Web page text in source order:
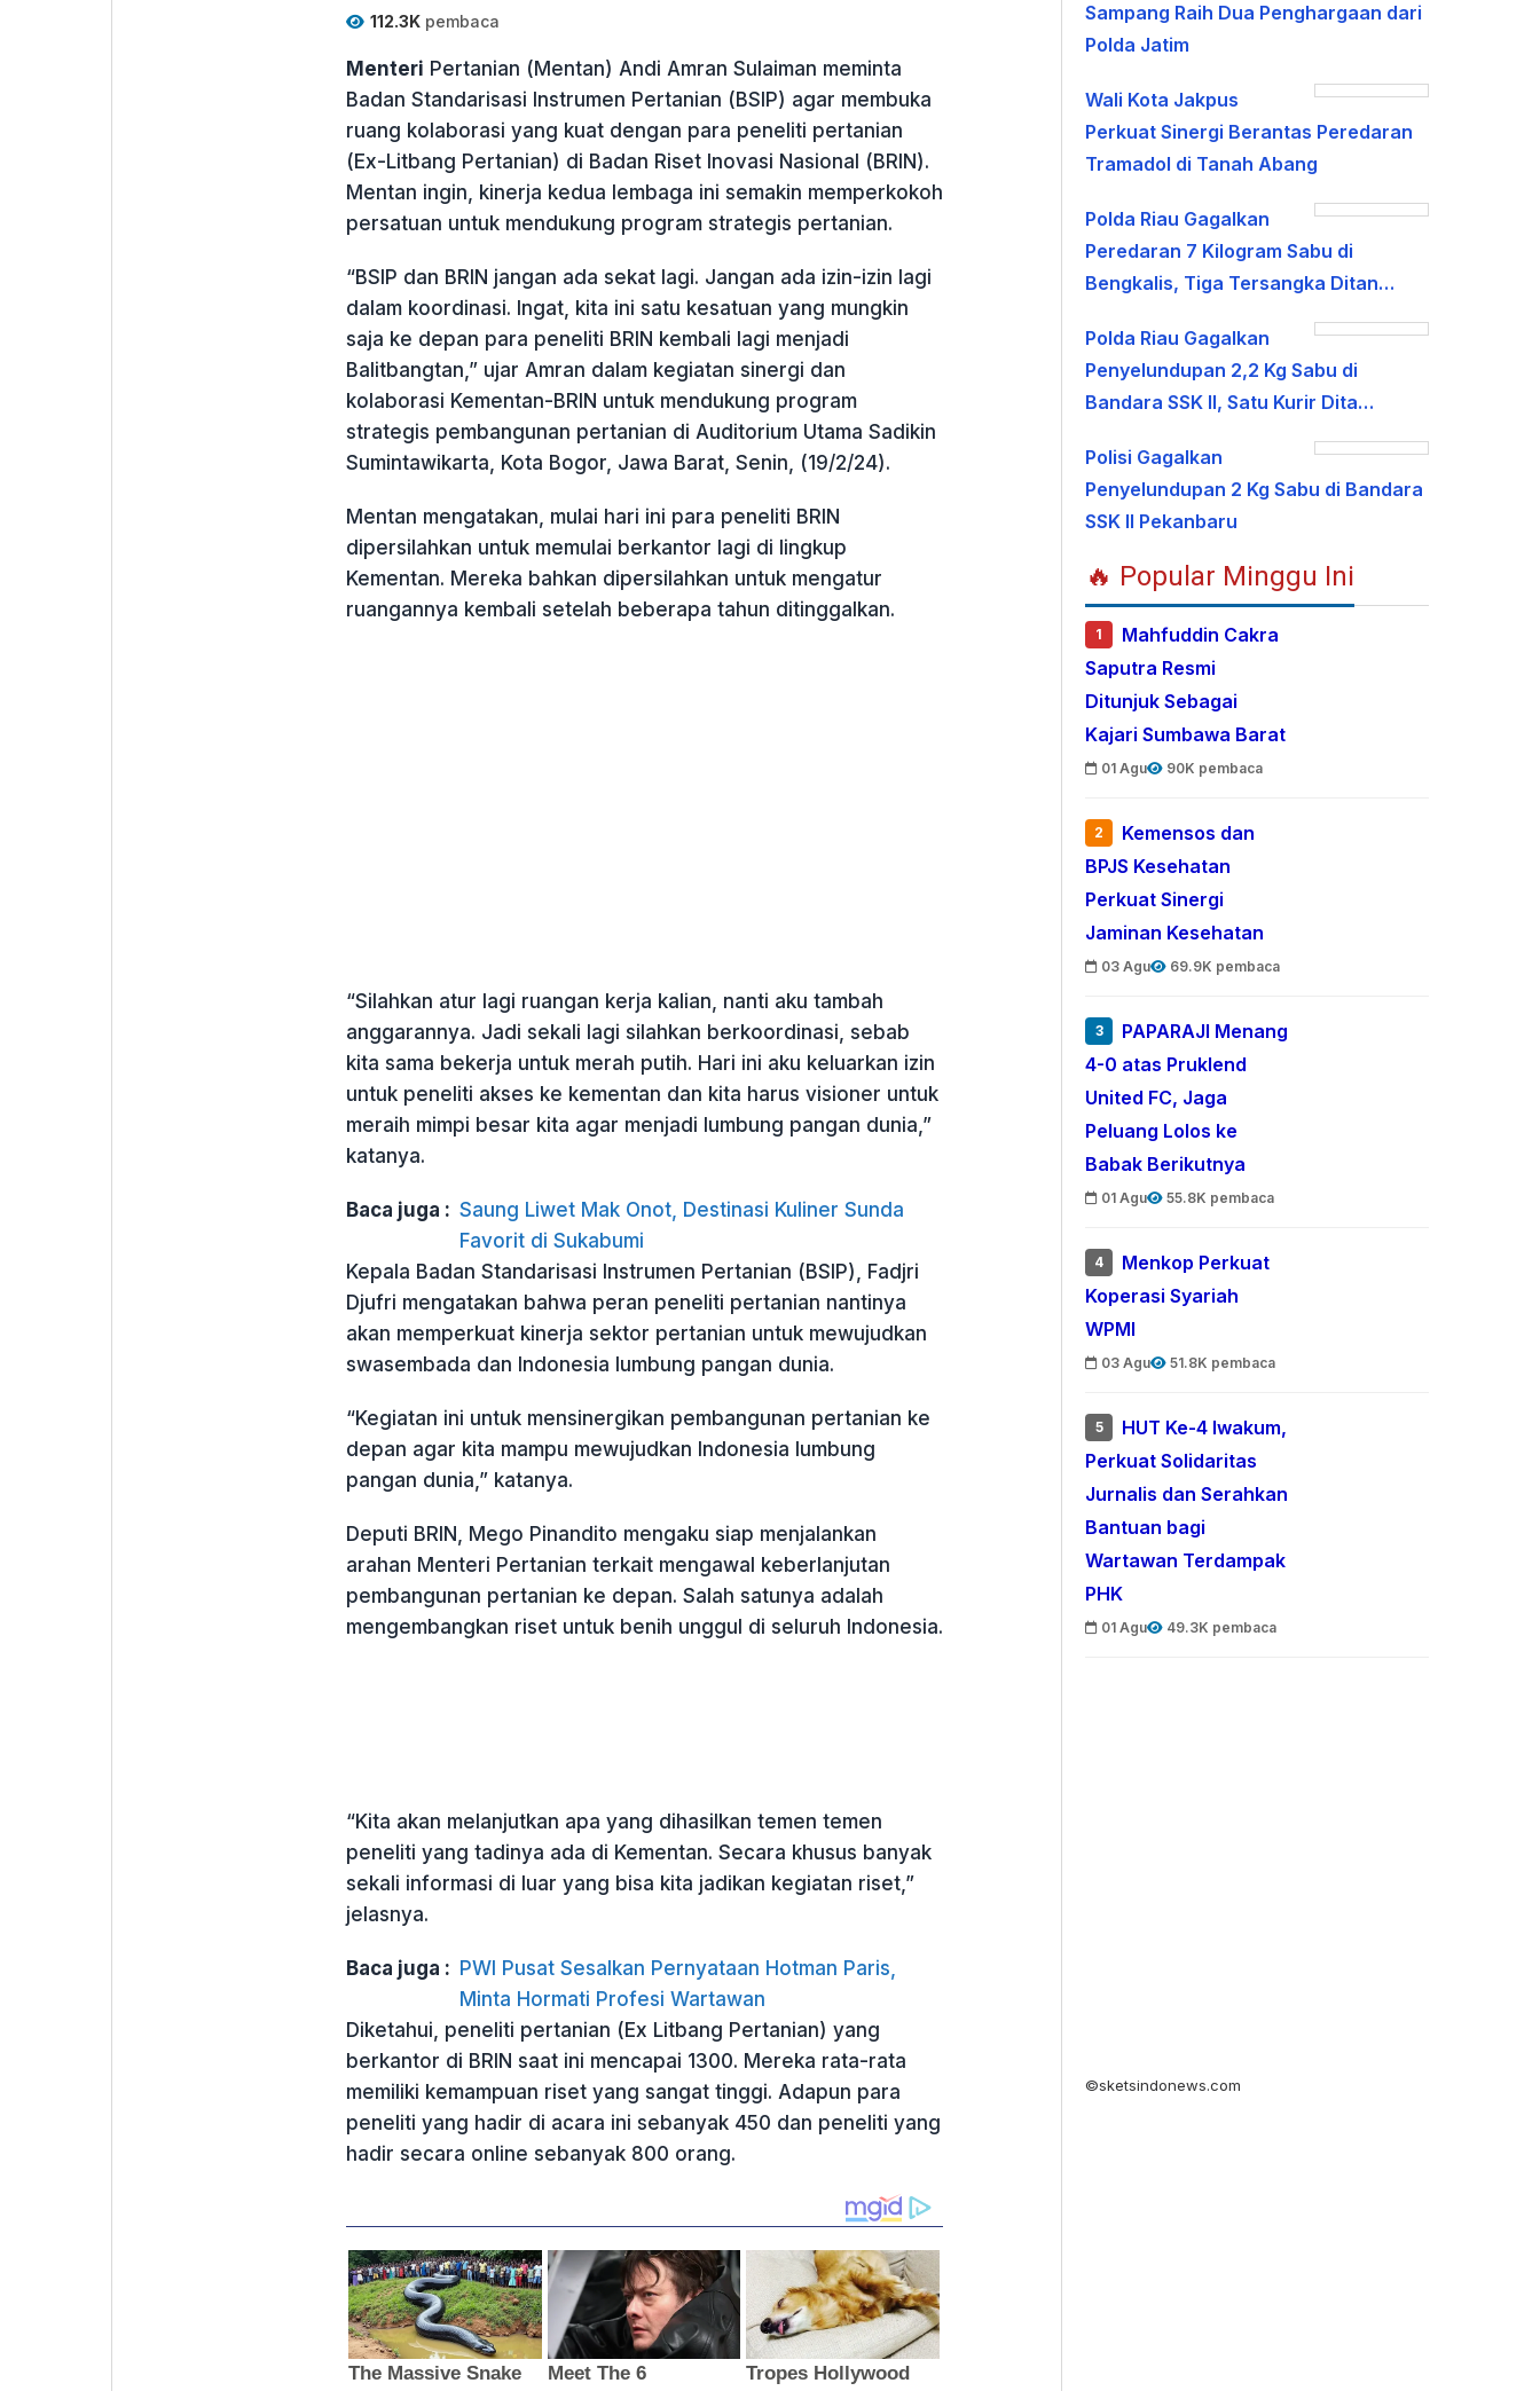
112.3Kpembaca
Menteri Pertanian (Mentan) Andi Amran Sulaiman meminta
Badan Standarisasi Instrumen Pertanian (BSIP) agar membuka
ruang kolaborasi yang kuat dengan para peneliti pertanian
(Ex-Litbang Pertanian) di Badan Riset Inovasi Nasional (BRIN).
Mentan ingin, kinerja kedua lembaga ini semakin memperkokoh
persatuan untuk mendukung program strategis pertanian.
“BSIP dan BRIN jangan ada sekat lagi. Jangan ada izin-izin lagi
dalam koordinasi. Ingat, kita ini satu kesatuan yang mungkin
saja ke depan para peneliti BRIN kembali lagi menjadi
Balitbangtan,” ujar Amran dalam kegiatan sinergi dan
kolaborasi Kementan-BRIN untuk mendukung program
strategis pembangunan pertanian di Auditorium Utama Sadikin
Sumintawikarta, Kota Bogor, Jawa Barat, Senin, (19/2/24).
Mentan mengatakan, mulai hari ini para peneliti BRIN
dipersilahkan untuk memulai berkantor lagi di lingkup
Kementan. Mereka bahkan dipersilahkan untuk mengatur
ruangannya kembali setelah beberapa tahun ditinggalkan.
“Silahkan atur lagi ruangan kerja kalian, nanti aku tambah
anggarannya. Jadi sekali lagi silahkan berkoordinasi, sebab
kita sama bekerja untuk merah putih. Hari ini aku keluarkan izin
untuk peneliti akses ke kementan dan kita harus visioner untuk
meraih mimpi besar kita agar menjadi lumbung pangan dunia,”
katanya.
Baca juga : Saung Liwet Mak Onot, Destinasi Kuliner Sunda
Favorit di Sukabumi
Kepala Badan Standarisasi Instrumen Pertanian (BSIP), Fadjri
Djufri mengatakan bahwa peran peneliti pertanian nantinya
akan memperkuat kinerja sektor pertanian untuk mewujudkan
swasembada dan Indonesia lumbung pangan dunia.
“Kegiatan ini untuk mensinergikan pembangunan pertanian ke
depan agar kita mampu mewujudkan Indonesia lumbung
pangan dunia,” katanya.
Deputi BRIN, Mego Pinandito mengaku siap menjalankan
arahan Menteri Pertanian terkait mengawal keberlanjutan
pembangunan pertanian ke depan. Salah satunya adalah
mengembangkan riset untuk benih unggul di seluruh Indonesia.
“Kita akan melanjutkan apa yang dihasilkan temen temen
peneliti yang tadinya ada di Kementan. Secara khusus banyak
sekali informasi di luar yang bisa kita jadikan kegiatan riset,”
jelasnya.
Baca juga : PWI Pusat Sesalkan Pernyataan Hotman Paris,
Minta Hormati Profesi Wartawan
Diketahui, peneliti pertanian (Ex Litbang Pertanian) yang
berkantor di BRIN saat ini mencapai 1300. Mereka rata-rata
memiliki kemampuan riset yang sangat tinggi. Adapun para
peneliti yang hadir di acara ini sebanyak 450 dan peneliti yang
hadir secara online sebanyak 800 orang.
Sampang Raih Dua Penghargaan dari
Polda Jatim
Wali Kota Jakpus
Perkuat Sinergi Berantas Peredaran
Tramadol di Tanah Abang
Polda Riau Gagalkan
Peredaran 7 Kilogram Sabu di
Bengkalis, Tiga Tersangka Ditan…
Polda Riau Gagalkan
Penyelundupan 2,2 Kg Sabu di
Bandara SSK II, Satu Kurir Dita…
Polisi Gagalkan
Penyelundupan 2 Kg Sabu di Bandara
SSK II Pekanbaru
🔥 Popular Minggu Ini
1
Mahfuddin Cakra
Saputra Resmi
Ditunjuk Sebagai
Kajari Sumbawa Barat
01 Agu 90K pembaca
2
Kemensos dan
BPJS Kesehatan
Perkuat Sinergi
Jaminan Kesehatan
03 Agu 69.9K pembaca
3
PAPARAJI Menang
4-0 atas Pruklend
United FC, Jaga
Peluang Lolos ke
Babak Berikutnya
01 Agu 55.8K pembaca
4
Menkop Perkuat
Koperasi Syariah
WPMI
03 Agu 51.8K pembaca
5
HUT Ke-4 Iwakum,
Perkuat Solidaritas
Jurnalis dan Serahkan
Bantuan bagi
Wartawan Terdampak
PHK
01 Agu 49.3K pembaca
©sketsindonews.com